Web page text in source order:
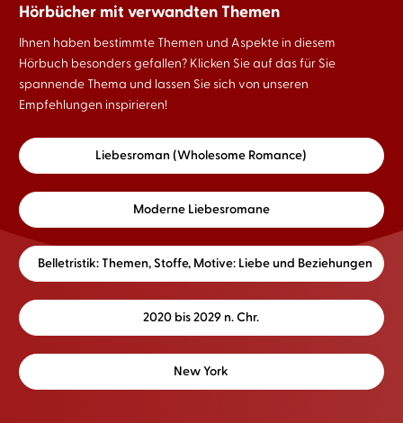
Hörbücher mit verwandten Themen
Ihnen haben bestimmte Themen und Aspekte in diesem
Hörbuch besonders gefallen? Klicken Sie auf das für Sie
spannende Thema und lassen Sie sich von unseren
Empfehlungen inspirieren!
Liebesroman (Wholesome Romance)
Moderne Liebesromane
Belletristik: Themen, Stoffe, Motive: Liebe und Beziehungen
2020 bis 2029 n. Chr.
New York